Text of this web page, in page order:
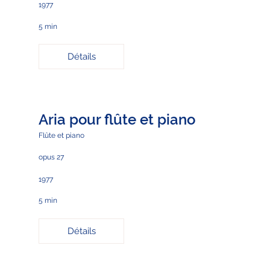
1977
5 min
Détails
Aria pour flûte et piano
Flûte et piano
opus 27
1977
5 min
Détails